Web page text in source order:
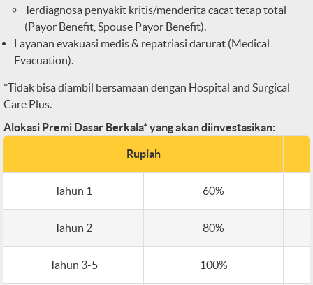
Terdiagnosa penyakit kritis/menderita cacat tetap total
(Payor Benefit, Spouse Payor Benefit).
Layanan evakuasi medis & repatriasi darurat (Medical
Evacuation).
*Tidak bisa diambil bersamaan dengan Hospital and Surgical
Care Plus.
Alokasi Premi Dasar Berkala* yang akan diinvestasikan:
Rupiah
Tahun 1 60%
Tahun 2 80%
Tahun 3-5 100%